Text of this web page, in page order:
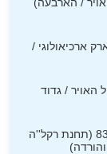
- חיל האוויר 65 (פארק ארכיאולוגי /
- חיל האוויר 60 (חיל האויר / גדוד
ירושלים - שדרות משה דיין 83 (תחנת רקל''ה